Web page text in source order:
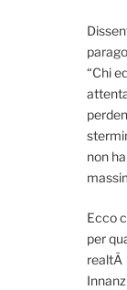
“Chi
non
Ecco
per
realtÃ